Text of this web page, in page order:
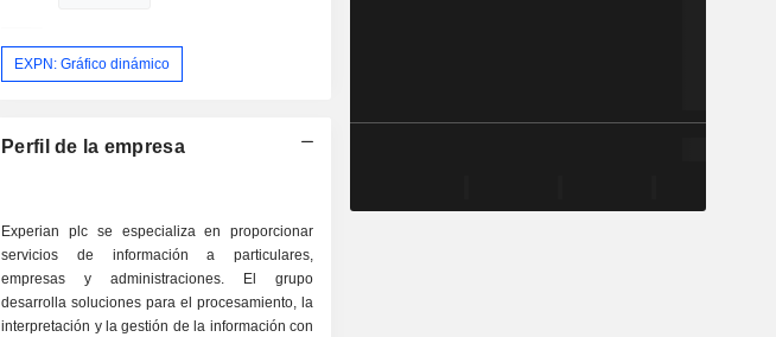
EXPN: Gráfico dinámico
Perfil de la empresa
Experian plc se especializa en proporcionar
servicios de información a particulares,
empresas y administraciones. El grupo
desarrolla soluciones para el procesamiento, la
interpretación y la gestión de la información con